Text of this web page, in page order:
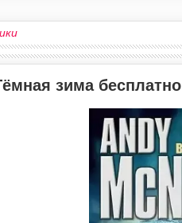
зима бесплатно